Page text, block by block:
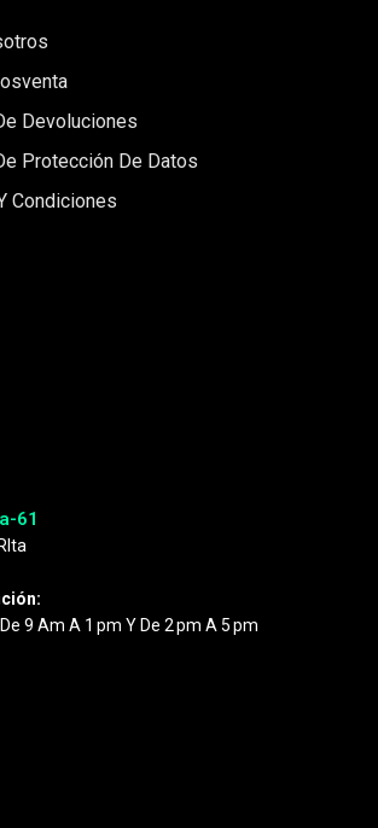
Devoluciones
Protección De Datos
Condiciones
61
9 Am A 1 Pm Y De 2 Pm A 5 Pm